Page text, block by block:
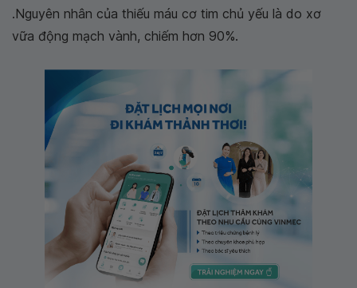
.Nguyên nhân của thiếu máu cơ tim chủ yếu là do xơ
vữa động mạch vành, chiếm hơn 90%.